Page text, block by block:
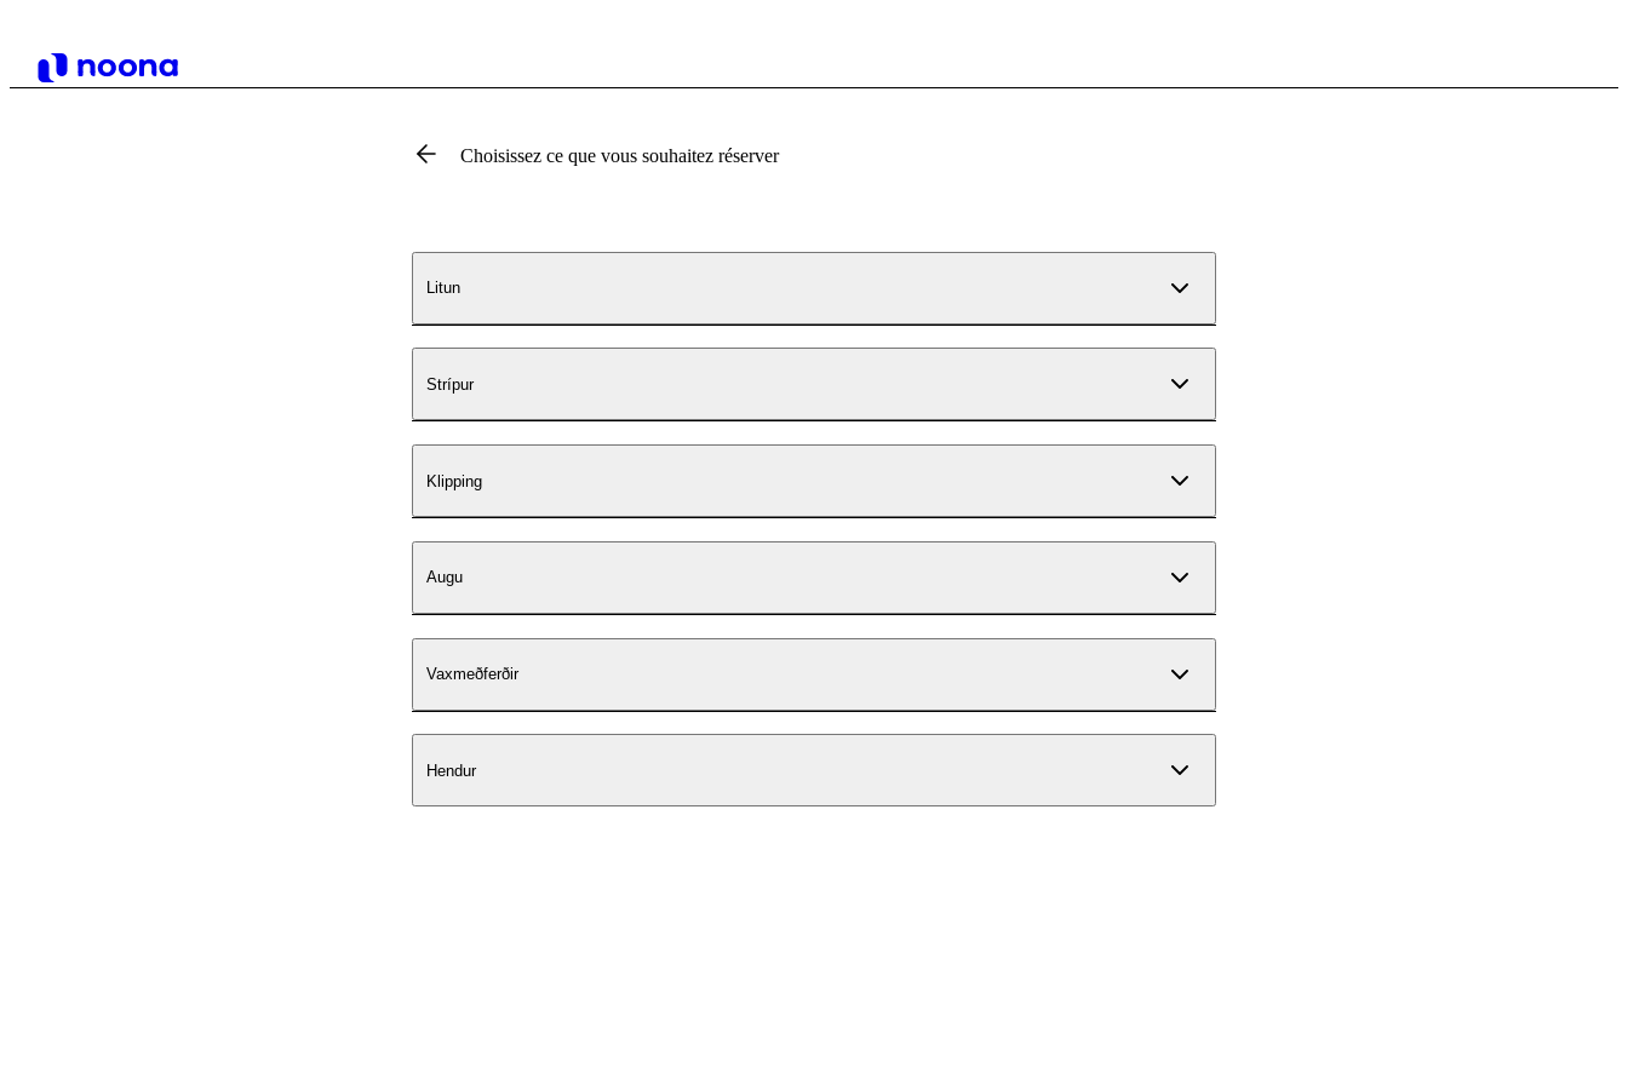
Choisissez ce que vous souhaitez réserver
Litun
Strípur
Klipping
Augu
Vaxmeðferðir
Hendur